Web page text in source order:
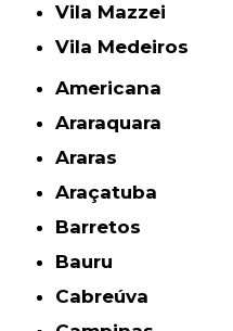
Vila Mazzei
Vila Medeiros
Americana
Araraquara
Araras
Araçatuba
Barretos
Bauru
Cabreúva